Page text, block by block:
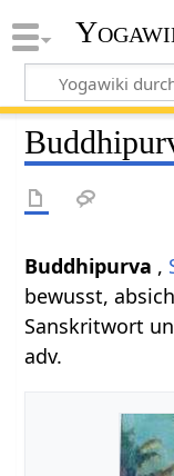
Buddhipurva ,
bewusst,
Sanskritwort
adv.